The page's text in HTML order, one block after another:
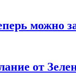
можно
от